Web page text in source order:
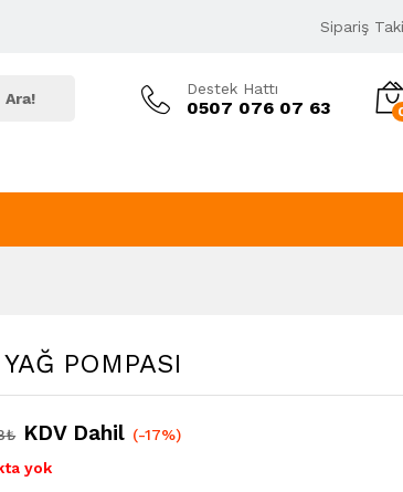
Sipariş
Ara!
Destek Hattı
0507 076 07 63
POMPASI
₺ KDV Dahil (-17%)
yok